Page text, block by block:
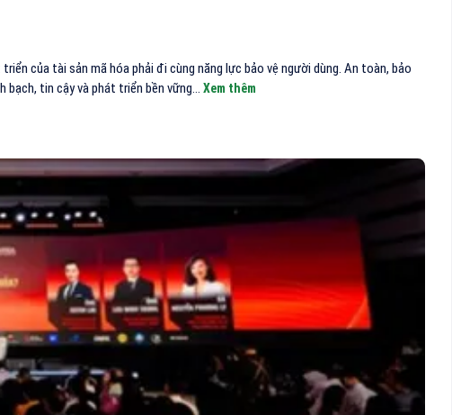
của tài sản mã hóa phải đi cùng năng lực bảo vệ người dùng. An toàn, bảo
bạch, tin cậy và phát triển bền vững...Xem thêm